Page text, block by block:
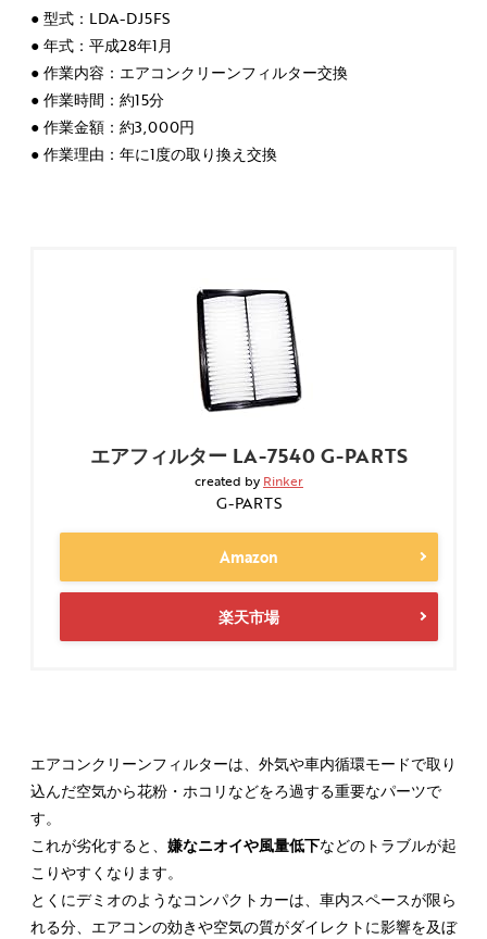
● 型式：LDA-DJ5FS
● 年式：平成28年1月
● 作業内容：エアコンクリーンフィルター交換
● 作業時間：約15分
● 作業金額：約3,000円
● 作業理由：年に1度の取り換え交換
エアフィルター LA-7540 G-PARTS
created by Rinker
G-PARTS
Amazon
楽天市場
エアコンクリーンフィルターは、外気や車内循環モードで取り
込んだ空気から花粉・ホコリなどをろ過する重要なパーツで
す。
これが劣化すると、 嫌なニオイや風量低下などのトラブルが起
こりやすくなります。
とくにデミオのようなコンパクトカーは、車内スペースが限ら
れる分、エアコンの効きや空気の質がダイレクトに影響を及ぼ